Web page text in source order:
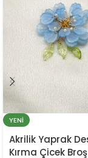
YENI
Akrilik Yaprak
Kırma Çicek